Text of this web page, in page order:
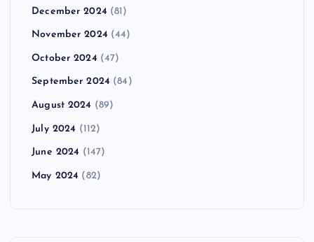
December 2024 (81)
November 2024 (44)
October 2024 (47)
September 2024 (84)
August 2024 (89)
July 2024 (112)
June 2024 (147)
May 2024 (82)